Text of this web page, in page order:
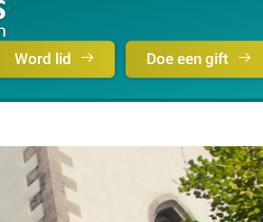
Word lid Doe een gift